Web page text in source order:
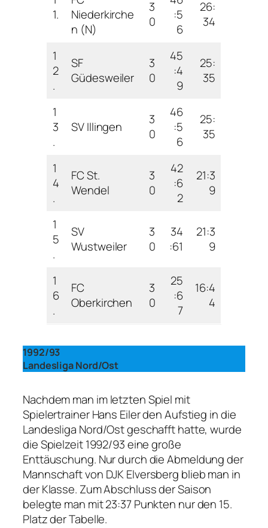
1.
Niederkirche
n (N)
3
0
:5
6
26:
34
1
2
.
SF
Güdesweiler
3
0
45
:4
9
25:
35
1
3
.
SV Illingen
3
0
46
:5
6
25:
35
1
4
.
FC St.
Wendel
3
0
42
:6
2
21:3
9
1
5
.
SV
Wustweiler
3
0
34
:61
21:3
9
1
6
.
FC
Oberkirchen
3
0
25
:6
7
16:4
4
1992/93
Landesliga Nord/Ost
Nachdem man im letzten Spiel mit
Spielertrainer Hans Eiler den Aufstieg in die
Landesliga Nord/Ost geschafft hatte, wurde
die Spielzeit 1992/93 eine große
Enttäuschung. Nur durch die Abmeldung der
Mannschaft von DJK Elversberg blieb man in
der Klasse. Zum Abschluss der Saison
belegte man mit 23:37 Punkten nur den 15.
Platz der Tabelle.